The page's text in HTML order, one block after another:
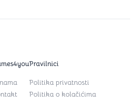
Pravilnici
Politika privatnosti
Politika o kolačićima